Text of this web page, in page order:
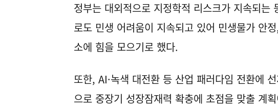
정부는 대외적으로 지정학적 리스크가 지속되는
로도 민생 어려움이 지속되고 있어 민생물가 안
소에 힘을 모으기로 했다.
또한, AI·녹색 대전환 등 산업 패러다임 전환에
으로 중장기 성장잠재력 확충에 초점을 맞출 계